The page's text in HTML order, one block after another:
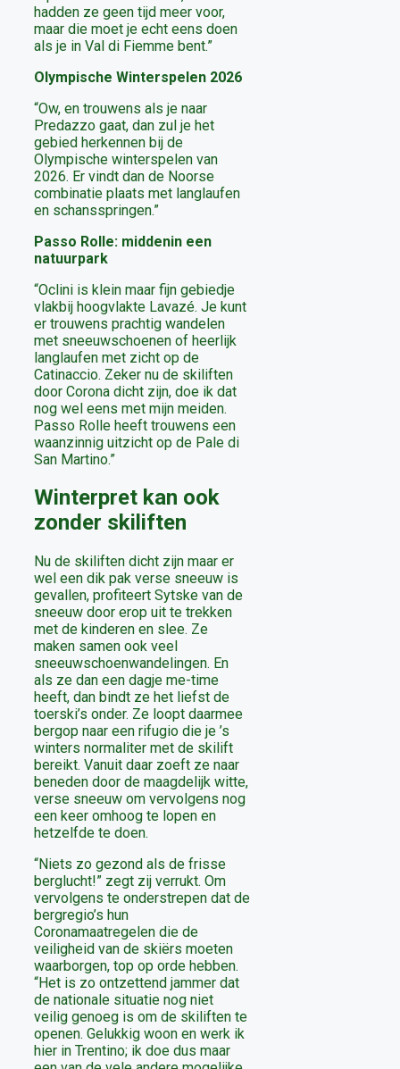
hadden ze geen tijd meer voor,
maar die moet je echt eens doen
als je in Val di Fiemme bent.”
Olympische Winterspelen 2026
“Ow, en trouwens als je naar
Predazzo gaat, dan zul je het
gebied herkennen bij de
Olympische winterspelen van
2026. Er vindt dan de Noorse
combinatie plaats met langlaufen
en schansspringen.”
Passo Rolle: middenin een
natuurpark
“Oclini is klein maar fijn gebiedje
vlakbij hoogvlakte Lavazé. Je kunt
er trouwens prachtig wandelen
met sneeuwschoenen of heerlijk
langlaufen met zicht op de
Catinaccio. Zeker nu de skiliften
door Corona dicht zijn, doe ik dat
nog wel eens met mijn meiden.
Passo Rolle heeft trouwens een
waanzinnig uitzicht op de Pale di
San Martino.”
Winterpret kan ook
zonder skiliften
Nu de skiliften dicht zijn maar er
wel een dik pak verse sneeuw is
gevallen, profiteert Sytske van de
sneeuw door erop uit te trekken
met de kinderen en slee. Ze
maken samen ook veel
sneeuwschoenwandelingen. En
als ze dan een dagje me-time
heeft, dan bindt ze het liefst de
toerski’s onder. Ze loopt daarmee
bergop naar een rifugio die je ’s
winters normaliter met de skilift
bereikt. Vanuit daar zoeft ze naar
beneden door de maagdelijk witte,
verse sneeuw om vervolgens nog
een keer omhoog te lopen en
hetzelfde te doen.
“Niets zo gezond als de frisse
berglucht!” zegt zij verrukt. Om
vervolgens te onderstrepen dat de
bergregio’s hun
Coronamaatregelen die de
veiligheid van de skiërs moeten
waarborgen, top op orde hebben.
“Het is zo ontzettend jammer dat
de nationale situatie nog niet
veilig genoeg is om de skiliften te
openen. Gelukkig woon en werk ik
hier in Trentino; ik doe dus maar